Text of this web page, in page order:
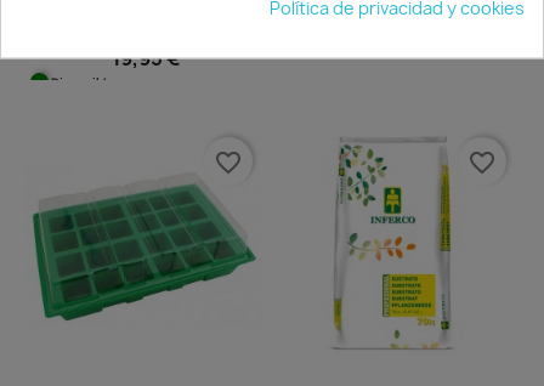
19,95 €
Disponible
7,20 €
favorite_border favorite_border
Política de privacidad y cookies